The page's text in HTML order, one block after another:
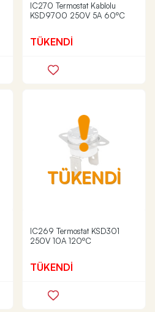
IC270 Termostat Kablolu
KSD9700 250V 5A 60ºC
TÜKENDİ
TÜKENDİ
IC269 Termostat KSD301
250V 10A 120ºC
TÜKENDİ